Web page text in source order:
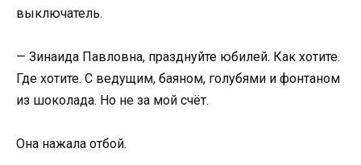
выключатель.
— Зинаида Павловна, празднуйте юбилей. Как хотите.
Где хотите. С ведущим, баяном, голубями и фонтаном
из шоколада. Но не за мой счёт.
Она нажала отбой.